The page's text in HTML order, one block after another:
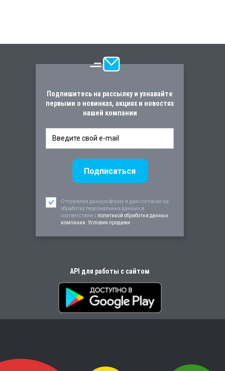
Подпишитесь на рассылку и узнавайте
первыми о новинках, акциях и новостях
нашей компании
Отправляя данную форму я даю согласие на
обработку персональных данных в
соответствии c политикой обработки данных
компании. Условия продажи
API для работы с сайтом